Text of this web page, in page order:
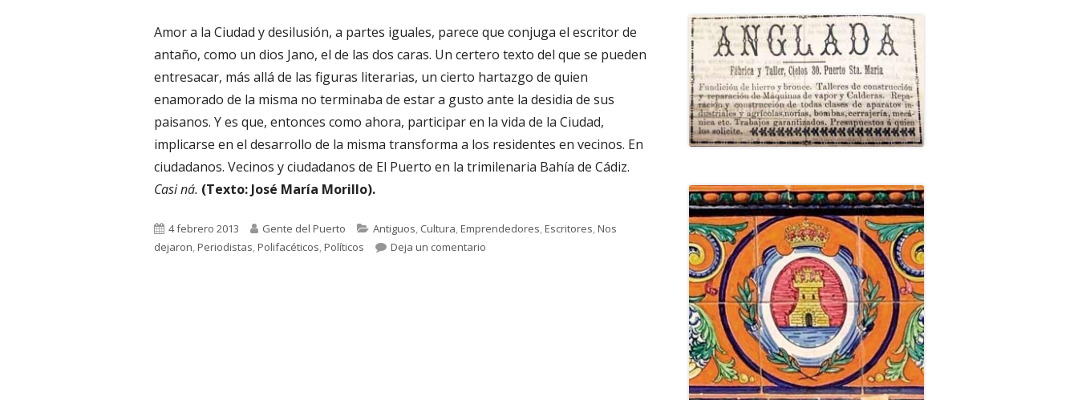
Amor a la Ciudad y desilusión, a partes iguales, parece que conjuga el escritor de
antaño, como un dios Jano, el de las dos caras. Un certero texto del que se pueden
entresacar, más allá de las figuras literarias, un cierto hartazgo de quien
enamorado de la misma no terminaba de estar a gusto ante la desidia de sus
paisanos. Y es que, entonces como ahora, participar en la vida de la Ciudad,
implicarse en el desarrollo de la misma transforma a los residentes en vecinos. En
ciudadanos. Vecinos y ciudadanos de El Puerto en la trimilenaria Bahía de Cádiz.
Casi ná. (Texto: José María Morillo).
Publicado
el
4 febrero 2013 Autor
Gente del Puerto Categorías
Antiguos, Cultura,Emprendedores,Escritores,Nos
dejaron,Periodistas,Polifacéticos,Políticos Deja un comentario para 1.636. MARIANO LÓPEZ MUÑOZ. La esencia portuense.